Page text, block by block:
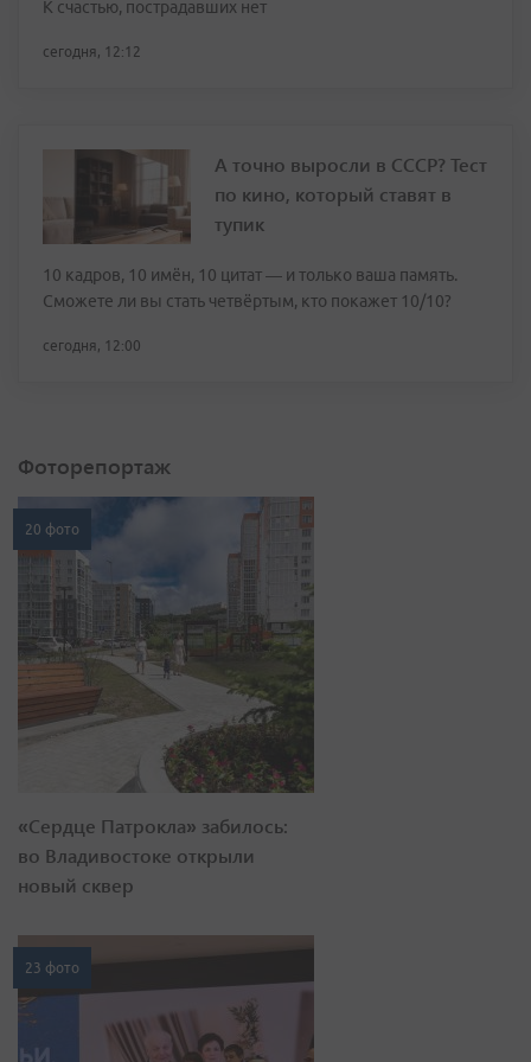
К счастью, пострадавших нет
сегодня, 12:12
А точно выросли в СССР? Тест
по кино, который ставят в
тупик
10 кадров, 10 имён, 10 цитат — и только ваша память.
Сможете ли вы стать четвёртым, кто покажет 10/10?
сегодня, 12:00
Фоторепортаж
20 фото
«Сердце Патрокла» забилось:
во Владивостоке открыли
новый сквер
23 фото